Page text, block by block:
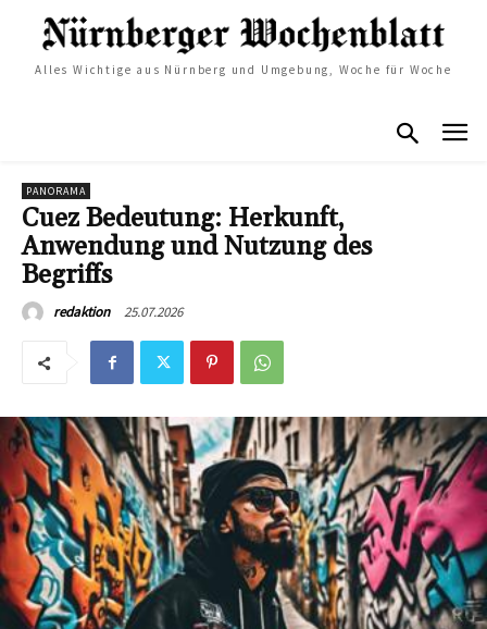
Alles Wichtige aus Nürnberg und Umgebung, Woche für Woche
PANORAMA
Cuez Bedeutung: Herkunft,
Anwendung und Nutzung des
Begriffs
redaktion 25.07.2026